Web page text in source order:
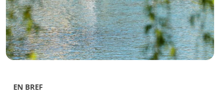
EN BREF